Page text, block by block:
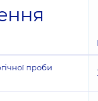
проби